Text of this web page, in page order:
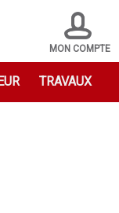
TRAVAUX
MON COMPTE